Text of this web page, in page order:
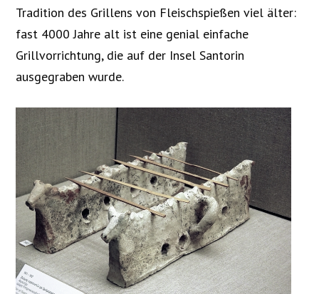
Tradition des Grillens von Fleischspießen viel älter:
fast 4000 Jahre alt ist eine genial einfache
Grillvorrichtung, die auf der Insel Santorin
ausgegraben wurde.